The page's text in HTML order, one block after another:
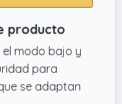
producto
modo bajo y
para
se adaptan